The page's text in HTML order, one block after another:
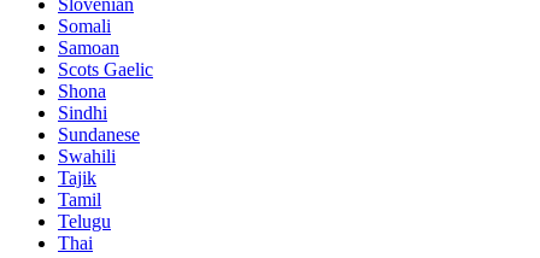
Somali
Samoan
Scots Gaelic
Shona
Sindhi
Sundanese
Swahili
Tajik
Tamil
Telugu
Thai